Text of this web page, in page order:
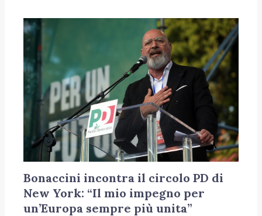
Bonaccini incontra il circolo PD di
New York: “Il mio impegno per
un’Europa sempre più unita”